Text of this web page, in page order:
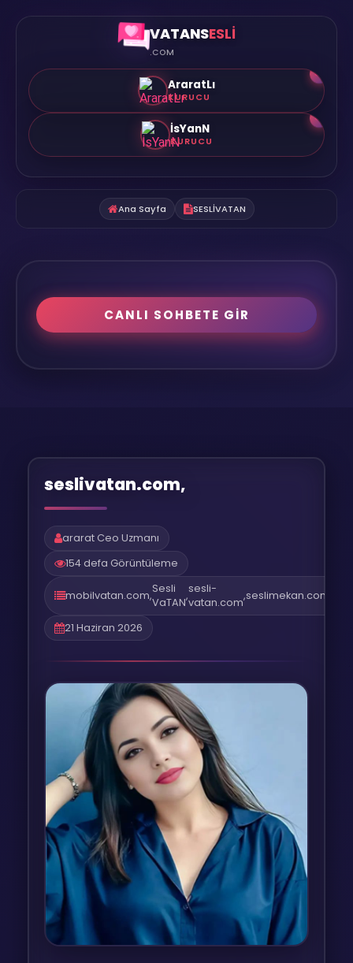
VATANSESLİ
.COM
AraratLı
KURUCU
👑
İsYanN
KURUCU
👑
Ana Sayfa SESLİVATAN
CANLI SOHBETE GİR
seslivatan.com,
ararat Ceo Uzmanı
154 defa Görüntüleme
mobilvatan.com,
Sesli
VaTAN
,
sesli-
vatan.com
,seslimekan.com
21 Haziran 2026